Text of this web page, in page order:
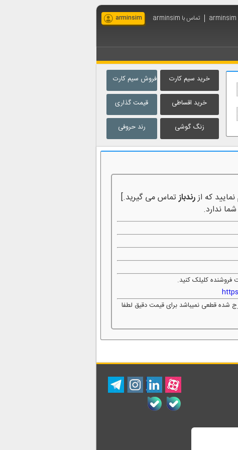
arminsim تماس با arminsim
فروش سیم کارت
قیمت گذاری
رند حروفی
خرید سیم کارت
خرید اقساطی
زنگ گوشی
که ازرندبازتماس می گیرید.]
ندارد.
فروشنده کلیلک کنید.
شده قطعی نمیباشد برای قیمت دقیق لطفا